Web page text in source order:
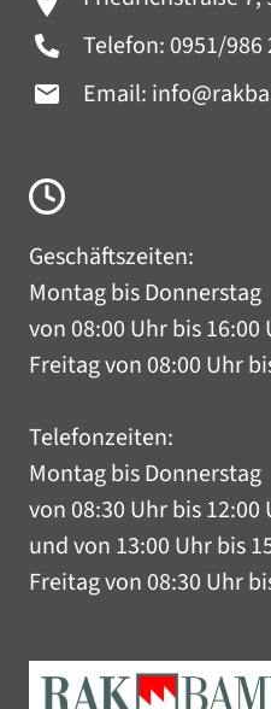
Telefon: 0951/986
Email:
Geschäftszeiten:
Montag bis Donnerstag
von 08:00 Uhr bis 16:00
Freitag von 08:00 Uhr
Telefonzeiten:
Montag bis Donnerstag
von 08:30 Uhr bis 12:00
und von 13:00 Uhr bis
Freitag von 08:30 Uhr